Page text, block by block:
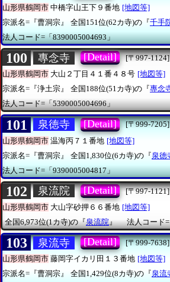
山形県鶴岡市 中橋字山王下９番地 [地図等]
宗派名=『曹洞宗』
全国151位(62カ寺)の『千手
法人コード=「8390005004693」
100 專念寺 [Detail]
[〒997-1124]
山形県鶴岡市 大山２丁目４１番４８号 [地図等]
宗派名=『浄土宗』
全国188位(51カ寺)の『專念
法人コード=「5390005004696」
101 泉徳寺 [Detail]
[〒999-7205]
山形県鶴岡市 温海丙７１番地 [地図等]
宗派名=『曹洞宗』
全国1,830位(6カ寺)の『泉徳
法人コード=「9390005004817」
102 泉流院 [Detail]
[〒997-1121]
山形県鶴岡市 大山字砂押６６番地 [地図等]
全国6,973位(1カ寺)の『泉流院』 法人コード
103 泉流寺 [Detail]
[〒999-7638]
山形県鶴岡市 藤岡字イカリ田１３番地 [地図等]
宗派名=『曹洞宗』
全国1,429位(8カ寺)の『泉流